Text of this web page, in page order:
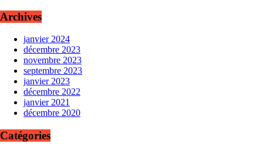
Archives
janvier 2024
décembre 2023
novembre 2023
septembre 2023
janvier 2023
décembre 2022
janvier 2021
décembre 2020
Catégories